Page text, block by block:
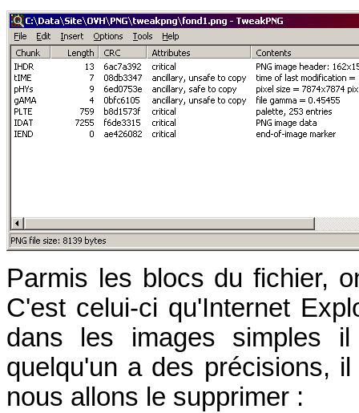
Parmis les blocs du fichier,
C'est celui-ci qu'Internet
dans les images simples
quelqu'un a des précisions,
nous allons le supprimer :